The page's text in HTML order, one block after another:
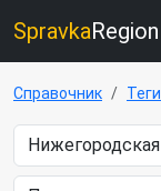
SpravkaRegion
Справочник Теги